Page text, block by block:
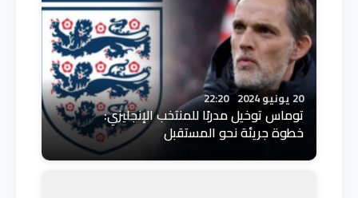
20 يونيو 2024 22:20
توماس توخيل مدربًا للمنتخب الإنجليزي:
خطوة جريئة نحو المستقبل